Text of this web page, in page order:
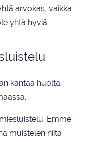
arvokas, vaikka
yhtä hyviä.
kantaa huolta
Emme
muistelen niitä